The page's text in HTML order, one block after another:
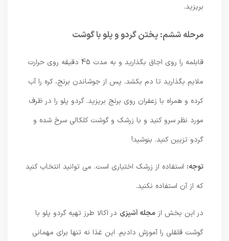
مرحله ششم: پختن گردو و پلو با گوشت
قابلمه را روی اجاق بگذارید و به مدت 45 دقیقه روی حرارت
ملایم بگذارید تا دم بکشد. پس از جوشاندن برنج، کره را آب
کرده و همراه با زعفران روی برنج بریزید. گردو پلو را در ظرف
مورد نظر سرو کنید و با زرشک و گوشت کلکالی سرخ شده و
گردو تزیین کنید. بنوشید!
استفاده از زرشک اختیاری است. می توانید انتخاب کنید
که از آن استفاده نکنید.
در این بخش ازمجله آشپزیدر اکالا طرز تهیه گردو پلو با
گوشت قلقلی را آموزش دادیم. این غذا نه تنها برای مهمانی